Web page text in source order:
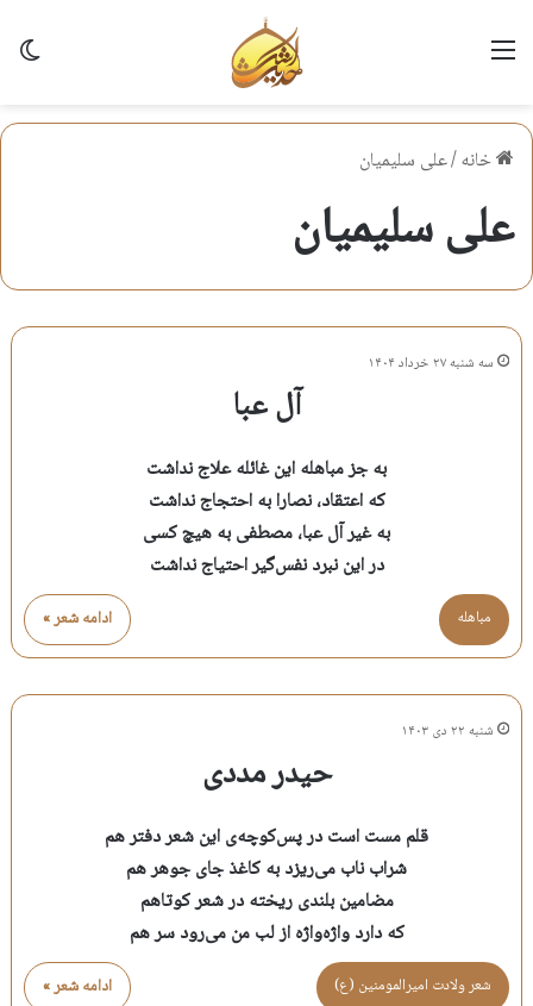
منو
خانه/علی سلیمیان
علی سلیمیان
سه شنبه ۲۷ خرداد ۱۴۰۴
آل عبا
به جز مباهله این غائله علاج نداشت
که اعتقاد، نصارا به احتجاج نداشت
به غیر آل عبا، مصطفی به هیچ کسی
در این نبرد نفس‌گیر احتیاج نداشت
ادامه شعر » مباهله
شنبه ۲۲ دی ۱۴۰۳
حیدر مددی
قلم مست است در پس‌کوچه‌ی این شعر دفتر هم
شراب ناب می‌ریزد به کاغذ جای جوهر هم
مضامین بلندی ریخته در شعر کوتاهم
که دارد واژه‌واژه از لب من می‌رود سر هم
ادامه شعر » شعر ولادت اميرالمومنين (ع)